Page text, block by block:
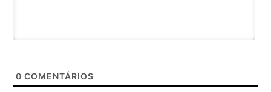
0 COMENTÁRIOS